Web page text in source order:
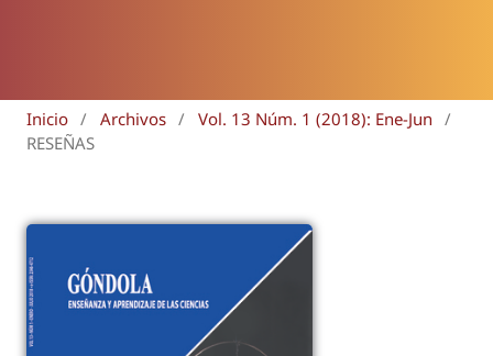
Inicio / Archivos / Vol. 13 Núm. 1 (2018): Ene-Jun
/
RESEÑAS